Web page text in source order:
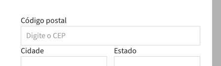
Código postal
Cidade Estado
Bolsa Petite Jolie Texas Chocolate PJ11412
R$ 259,99